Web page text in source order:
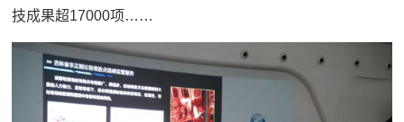
技成果超17000项……